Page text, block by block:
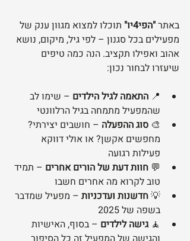
באתר "הפי4יו"
תוכלו למצוא מגוון ענק של
מפעילים בכל סגנון – לפי גיל, מיקום, נושא
אהוב ואפילו תקציב. הנה כמה טיפים
שיעזרו לבחור נכון:
📍 התאמה לגיל הילדים – שימו לב
שהמפעיל מתמחה בגיל הרלוונטי
🎨 סוג ההפעלה – חושבים יצירתי?
מחפשים אקשן? או אולי דווקא
פעילות רגועה
💬 חוות דעת של הורים אחרים – תמיד
טוב לקרוא מה אחרים חשבו
💡 חדשנות ועדכניות – מפעיל שמדבר
בשפה של 2025
🧘 גישה לילדים – בסוף, האישיות